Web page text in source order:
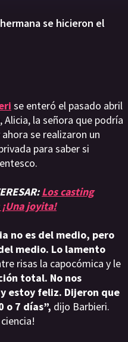
se hicieron el
se enteró el pasado abril
la señora que podría
ahora se realizaron un
para saber si
Los casting
joyita!
no es del medio, pero
medio. Lo lamento
risas la capocómica y le
total. No nos
estoy feliz. Dijeron que
o 7 días”, dijo Barbieri.